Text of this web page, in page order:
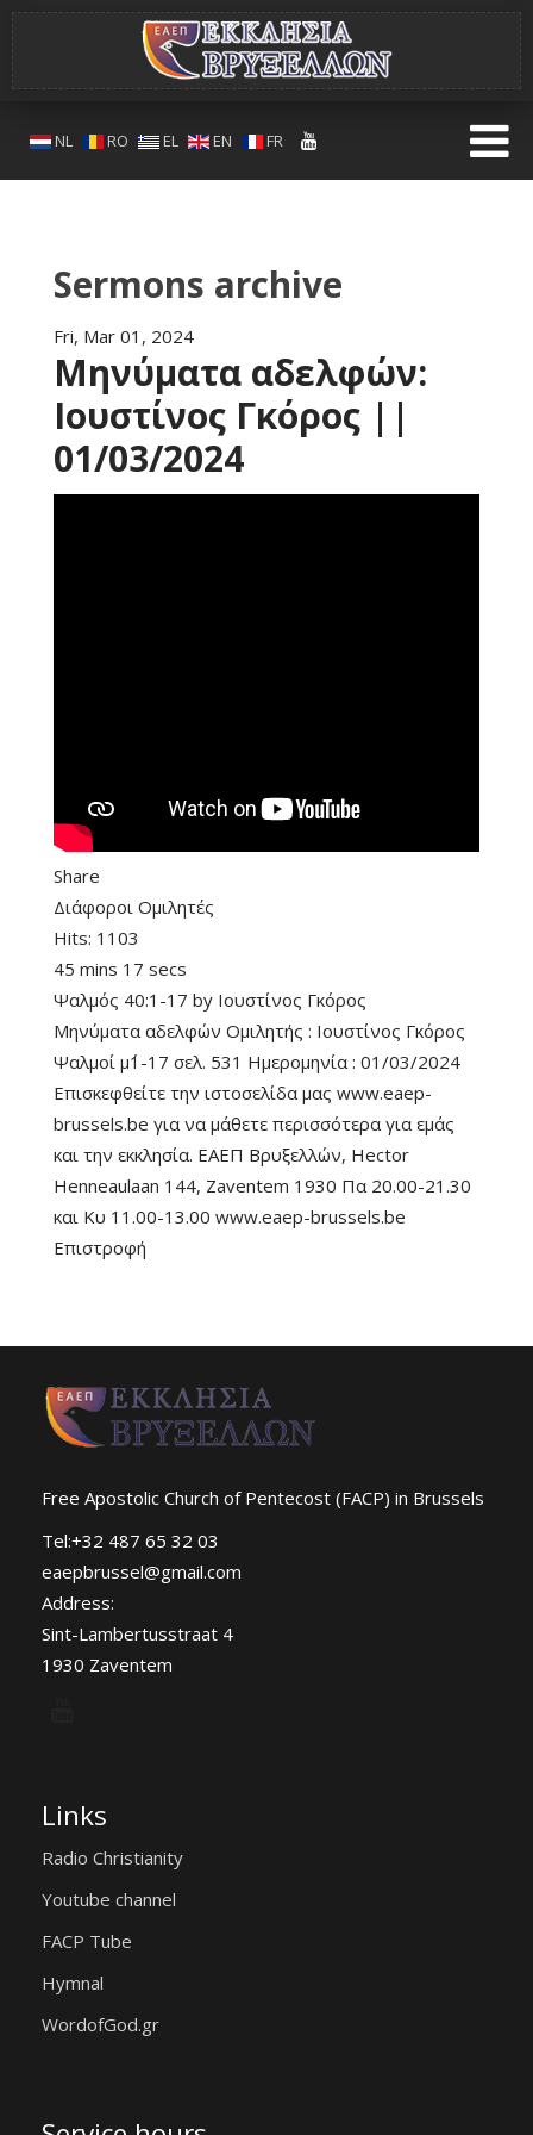
NL RO EL EN FR
Sermons archive
Fri, Mar 01, 2024
Μηνύματα αδελφών:
Ιουστίνος Γκόρος ||
01/03/2024
Share
Διάφοροι Ομιλητές
Hits: 1103
45 mins 17 secs
Ψαλμός 40:1-17 by Ιουστίνος Γκόρος
Μηνύματα αδελφών Ομιλητής : Ιουστίνος Γκόρος
Ψαλμοί μ΄1-17 σελ. 531 Ημερομηνία : 01/03/2024
Επισκεφθείτε την ιστοσελίδα μας www.eaep-
brussels.be για να μάθετε περισσότερα για εμάς
και την εκκλησία. ΕΑΕΠ Βρυξελλών, Hector
Henneaulaan 144, Zaventem 1930 Πα 20.00-21.30
και Κυ 11.00-13.00 www.eaep-brussels.be
Επιστροφή
Free Apostolic Church of Pentecost (FACP) in Brussels
Tel:+32 487 65 32 03
eaepbrussel@gmail.com
Address:
Sint-Lambertusstraat 4
1930 Zaventem
Links
Radio Christianity
Youtube channel
FACP Tube
Hymnal
WordofGod.gr